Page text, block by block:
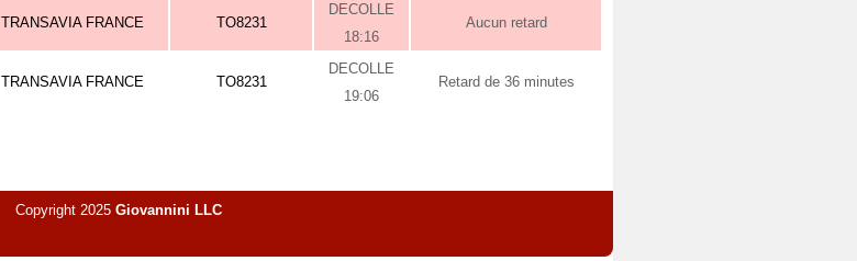
TRANSAVIA FRANCE TO8231
DECOLLE
18:16
Aucun retard
TRANSAVIA FRANCE TO8231
DECOLLE
19:06
Retard de 36 minutes
Copyright 2025 Giovannini LLC